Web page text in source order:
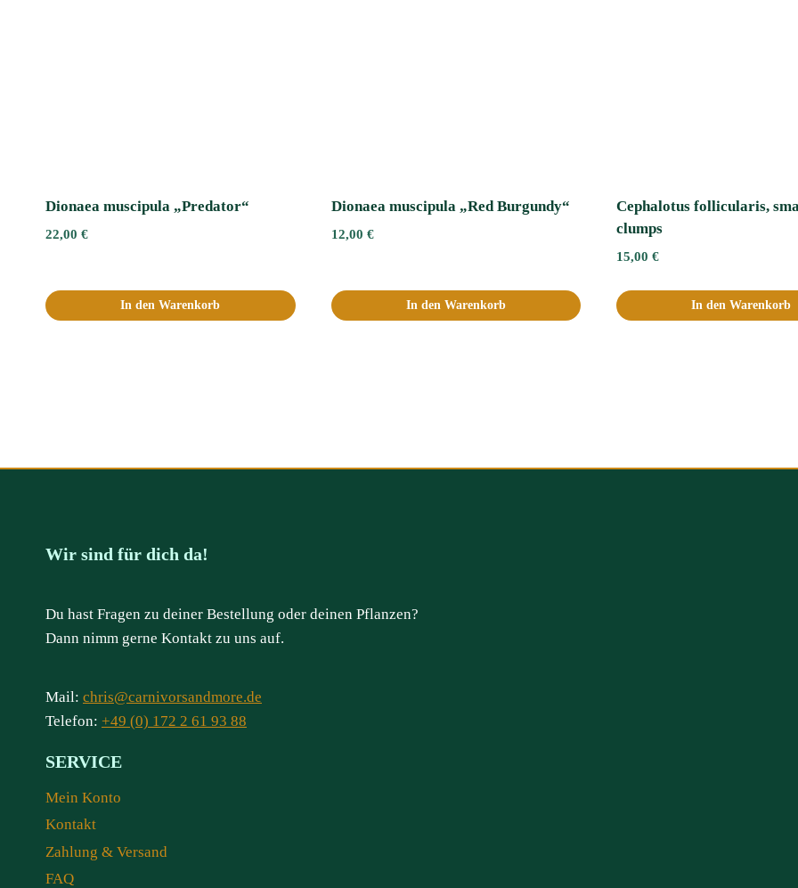
Dionaea muscipula „Predator“
22,00 €
In den Warenkorb
Dionaea muscipula „Red Burgundy“
12,00 €
In den Warenkorb
Cephalotus follicularis,
clumps
15,00 €
In den Warenkorb
Wir sind für dich da!
Du hast Fragen zu deiner Bestellung oder deinen Pflanzen?
Dann nimm gerne Kontakt zu uns auf.
Mail: chris@carnivorsandmore.de
Telefon: +49 (0) 172 2 61 93 88
SERVICE
Mein Konto
Kontakt
Zahlung & Versand
FAQ